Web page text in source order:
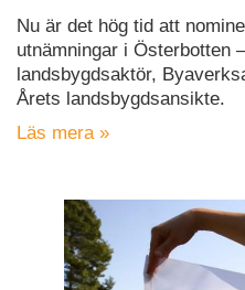
Nu är det hög tid att
utnämningar i Österbotten
landsbygdsaktör,
Årets landsbygdsansikte.
Läs mera »